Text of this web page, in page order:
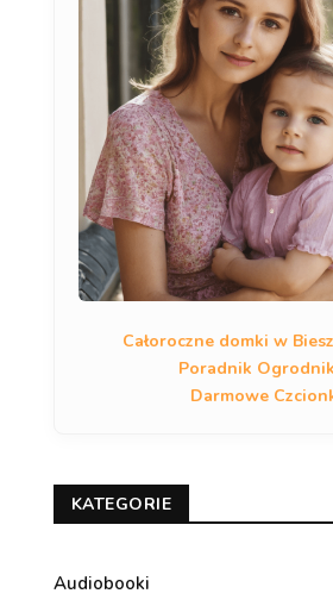
Całoroczne domki w
Poradnik
Darmowe
KATEGORIE
Audiobooki